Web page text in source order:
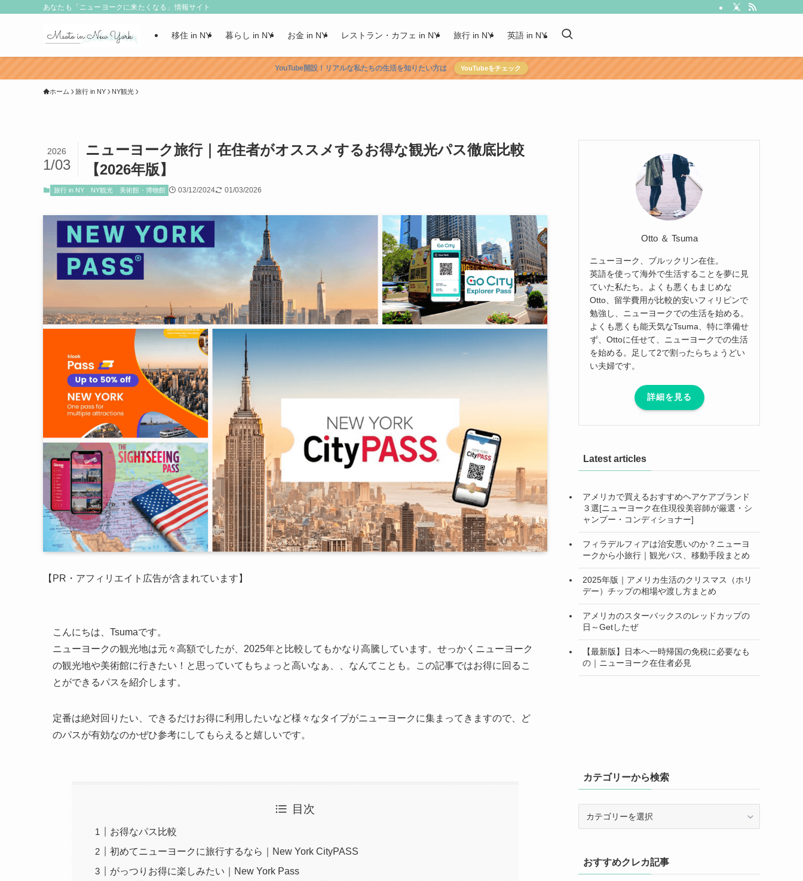
あなたも「ニューヨークに来たくなる」情報サイト
移住 in NY 暮らし in NY お金 in NY レストラン・カフェ in NY 旅行 in NY 英語 in NY
YouTube開設！リアルな私たちの生活を知りたい方は YouTubeをチェック
ホーム 旅行 in NY NY観光
ニューヨーク旅行｜在住者がオススメするお得な観光パス徹底比較
【2026年版】
2026
1/03
旅行 in NY NY観光 美術館・博物館 03/12/2024 01/03/2026
【PR・アフィリエイト広告が含まれています】
こんにちは、Tsumaです。
ニューヨークの観光地は元々高額でしたが、2025年と比較してもかなり高騰しています。せっかくニューヨーク
の観光地や美術館に行きたい！と思っていてもちょっと高いなぁ、、なんてことも。この記事ではお得に回るこ
とができるパスを紹介します。
定番は絶対回りたい、できるだけお得に利用したいなど様々なタイプがニューヨークに集まってきますので、ど
のパスが有効なのかぜひ参考にしてもらえると嬉しいです。
目次
お得なパス比較
初めてニューヨークに旅行するなら｜New York CityPASS
がっつりお得に楽しみたい｜New York Pass
Otto ＆ Tsuma
ニューヨーク、ブルックリン在住。
英語を使って海外で生活することを夢に見
ていた私たち。よくも悪くもまじめな
Otto、留学費用が比較的安いフィリピンで
勉強し、ニューヨークでの生活を始める。
よくも悪くも能天気なTsuma、特に準備せ
ず、Ottoに任せて、ニューヨークでの生活
を始める。足して2で割ったらちょうどい
い夫婦です。
詳細を見る
Latest articles
アメリカで買えるおすすめヘアケアブランド
３選[ニューヨーク在住現役美容師が厳選・シ
ャンプー・コンディショナー]
フィラデルフィアは治安悪いのか？ニューヨ
ークから小旅行｜観光パス、移動手段まとめ
2025年版｜アメリカ生活のクリスマス（ホリ
デー）チップの相場や渡し方まとめ
アメリカのスターバックスのレッドカップの
日～Getしたぜ
【最新版】日本へ一時帰国の免税に必要なも
の｜ニューヨーク在住者必見
カテゴリーから検索
ー
か
おすすめクレカ記事